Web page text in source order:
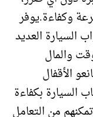
وكفاءة.يوفر
السيارة العديد
والمال
الأقفال
السيارة بكفاءة
من التعامل